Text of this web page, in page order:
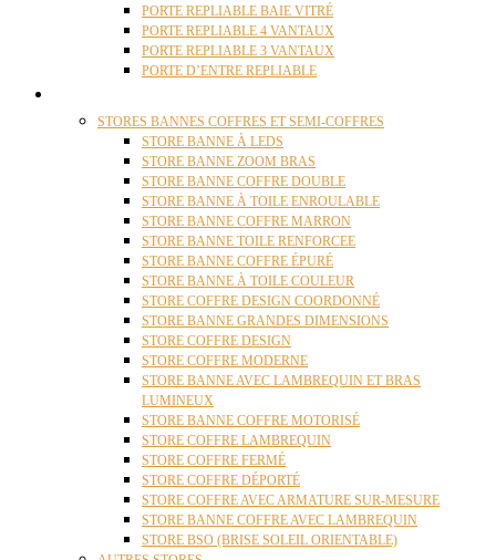
PORTE REPLIABLE BAIE VITRÉ
PORTE REPLIABLE 4 VANTAUX
PORTE REPLIABLE 3 VANTAUX
PORTE D’ENTRE REPLIABLE
STORES BANNES COFFRES ET SEMI-COFFRES
STORE BANNE À LEDS
STORE BANNE ZOOM BRAS
STORE BANNE COFFRE DOUBLE
STORE BANNE À TOILE ENROULABLE
STORE BANNE COFFRE MARRON
STORE BANNE TOILE RENFORCEE
STORE BANNE COFFRE ÉPURÉ
STORE BANNE À TOILE COULEUR
STORE COFFRE DESIGN COORDONNÉ
STORE BANNE GRANDES DIMENSIONS
STORE COFFRE DESIGN
STORE COFFRE MODERNE
STORE BANNE AVEC LAMBREQUIN ET BRAS
LUMINEUX
STORE BANNE COFFRE MOTORISÉ
STORE COFFRE LAMBREQUIN
STORE COFFRE FERMÉ
STORE COFFRE DÉPORTÉ
STORE COFFRE AVEC ARMATURE SUR-MESURE
STORE BANNE COFFRE AVEC LAMBREQUIN
STORE BSO (BRISE SOLEIL ORIENTABLE)